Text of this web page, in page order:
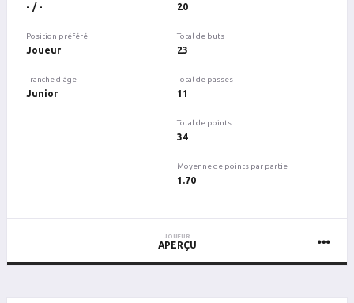
- / -
Position préféré
Joueur
Tranche d'âge
Junior
20
Total de buts
23
Total de passes
11
Total de points
34
Moyenne de points par partie
1.70
JOUEUR
APERÇU